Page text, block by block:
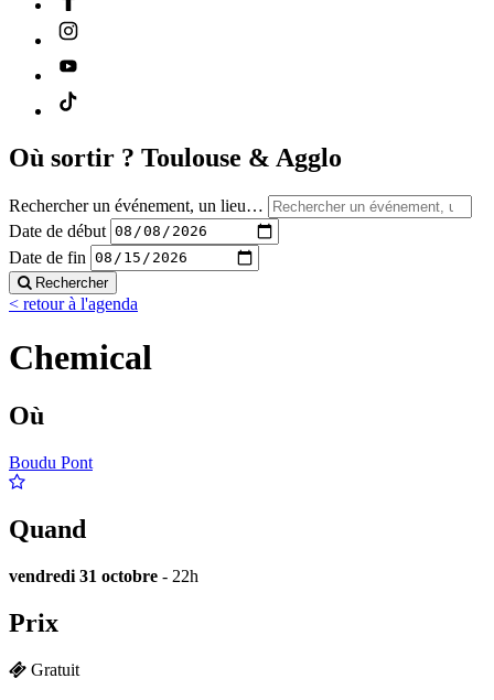
Où sortir ? Toulouse & Agglo
Rechercher un événement, un lieu…
Date de début
Date de fin
Rechercher
< retour à l'agenda
Chemical
Où
Boudu Pont
Quand
vendredi 31 octobre - 22h
Prix
Gratuit